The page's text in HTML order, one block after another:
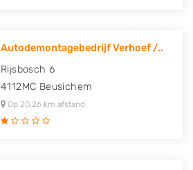
Autodemontagebedrijf Verhoef /..
Rijsbosch 6
4112MC Beusichem
Op 20,26 km afstand